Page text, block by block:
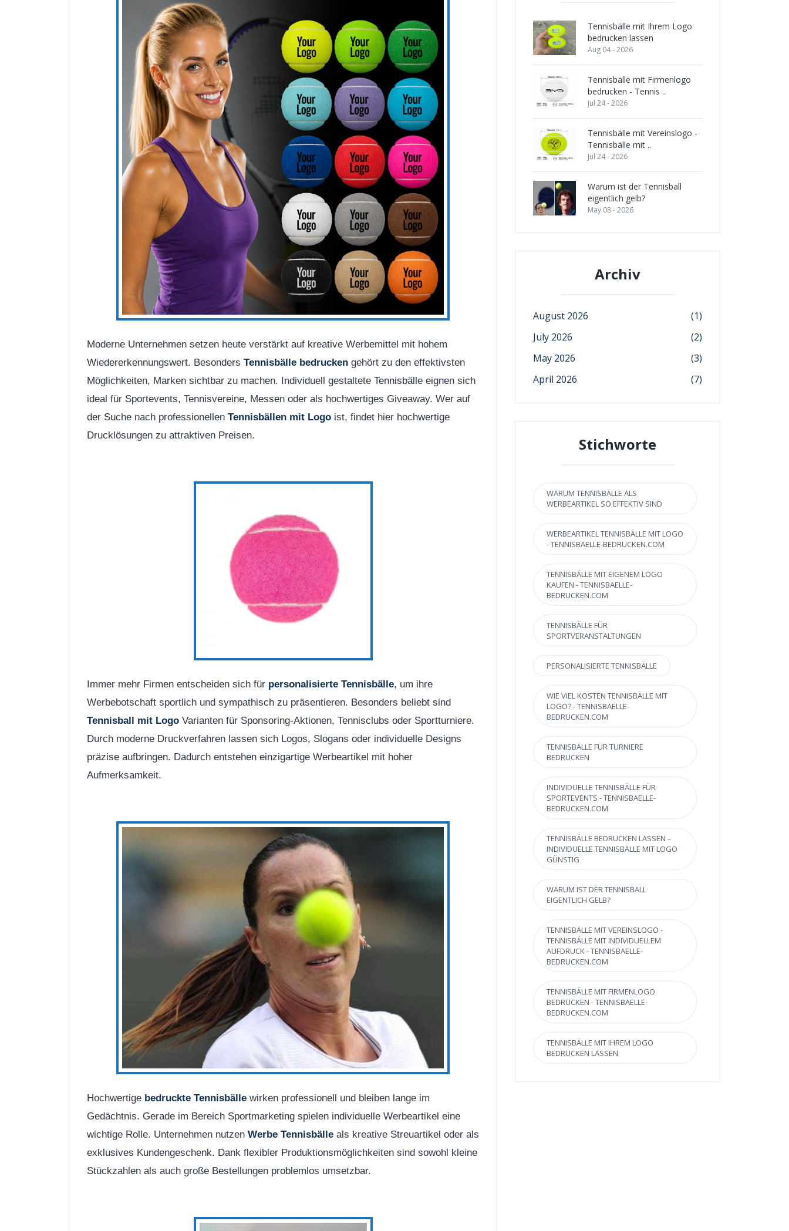
Moderne Unternehmen setzen heute verstärkt auf kreative Werbemittel mit hohem
Wiedererkennungswert. Besonders Tennisbälle bedrucken gehört zu den effektivsten
Möglichkeiten, Marken sichtbar zu machen. Individuell gestaltete Tennisbälle eignen sich
ideal für Sportevents, Tennisvereine, Messen oder als hochwertiges Giveaway. Wer auf
der Suche nach professionellen Tennisbällen mit Logo ist, findet hier hochwertige
Drucklösungen zu attraktiven Preisen.
Immer mehr Firmen entscheiden sich für personalisierte Tennisbälle, um ihre
Werbebotschaft sportlich und sympathisch zu präsentieren. Besonders beliebt sind
Tennisball mit Logo Varianten für Sponsoring-Aktionen, Tennisclubs oder Sportturniere.
Durch moderne Druckverfahren lassen sich Logos, Slogans oder individuelle Designs
präzise aufbringen. Dadurch entstehen einzigartige Werbeartikel mit hoher
Aufmerksamkeit.
Hochwertige bedruckte Tennisbälle wirken professionell und bleiben lange im
Gedächtnis. Gerade im Bereich Sportmarketing spielen individuelle Werbeartikel eine
wichtige Rolle. Unternehmen nutzen Werbe Tennisbälle als kreative Streuartikel oder als
exklusives Kundengeschenk. Dank flexibler Produktionsmöglichkeiten sind sowohl kleine
Stückzahlen als auch große Bestellungen problemlos umsetzbar.
Tennisbälle mit Ihrem Logo
bedrucken lassen
Aug 04 - 2026
Tennisbälle mit Firmenlogo
bedrucken - Tennis ..
Jul 24 - 2026
Tennisbälle mit Vereinslogo -
Tennisbälle mit ..
Jul 24 - 2026
Warum ist der Tennisball
eigentlich gelb?
May 08 - 2026
Archiv
August 2026
(1)
July 2026
(2)
May 2026
(3)
April 2026
(7)
Stichworte
WARUM TENNISBÄLLE ALS
WERBEARTIKEL SO EFFEKTIV SIND
WERBEARTIKEL TENNISBÄLLE MIT LOGO
- TENNISBAELLE-BEDRUCKEN.COM
TENNISBÄLLE MIT EIGENEM LOGO
KAUFEN - TENNISBAELLE-
BEDRUCKEN.COM
TENNISBÄLLE FÜR
SPORTVERANSTALTUNGEN
PERSONALISIERTE TENNISBÄLLE
WIE VIEL KOSTEN TENNISBÄLLE MIT
LOGO? - TENNISBAELLE-
BEDRUCKEN.COM
TENNISBÄLLE FÜR TURNIERE
BEDRUCKEN
INDIVIDUELLE TENNISBÄLLE FÜR
SPORTEVENTS - TENNISBAELLE-
BEDRUCKEN.COM
TENNISBÄLLE BEDRUCKEN LASSEN –
INDIVIDUELLE TENNISBÄLLE MIT LOGO
GÜNSTIG
WARUM IST DER TENNISBALL
EIGENTLICH GELB?
TENNISBÄLLE MIT VEREINSLOGO -
TENNISBÄLLE MIT INDIVIDUELLEM
AUFDRUCK - TENNISBAELLE-
BEDRUCKEN.COM
TENNISBÄLLE MIT FIRMENLOGO
BEDRUCKEN - TENNISBAELLE-
BEDRUCKEN.COM
TENNISBÄLLE MIT IHREM LOGO
BEDRUCKEN LASSEN